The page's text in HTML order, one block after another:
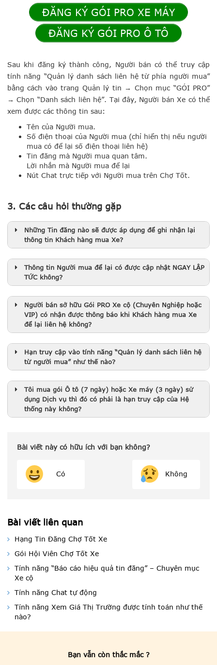
ĐĂNG KÝ GÓI PRO XE MÁY
ĐĂNG KÝ GÓI PRO Ô TÔ
Sau khi đăng ký thành công, ​Người bán có thể truy cập
tính năng “Quản lý danh sách liên hệ từ phía người mua”
bằng cách ​vào trang​ Quản lý tin​ → ​​Chọn mục “GÓI PRO”​
→ ​Chọn “Danh sách liên hệ”​.​ ​Tại đây, Người bán Xe có thể
xem được các thông tin sau:
Tên của Người mua.
Số điện thoại của Người mua (chỉ hiển thị nếu người
mua có để lại số điện thoại liên hệ)
​Tin đăng mà Người mua quan tâm​.​
Lời nhắn mà Người mua để lại
​Nút Chat trực tiếp với Người mua trên Chợ Tốt.
3. Các câu hỏi thường gặp
Những Tin đăng nào sẽ được áp dụng để ghi nhận lại
thông tin Khách hàng mua Xe?
Thông tin Người mua để lại có được cập nhật NGAY LẬP
TỨC không?
Người bán sở hữu Gói PRO Xe cộ (Chuyên Nghiệp hoặc
VIP) có nhận được thông báo khi Khách hàng mua Xe
để lại liên hệ không?
Hạn truy cập vào tính năng “Quản lý danh sách liên hệ
từ người mua” như thế nào?
Tôi mua gói Ô tô (7 ngày) hoặc Xe máy (3 ngày) sử
dụng Dịch vụ thì đó có phải là hạn truy cập của Hệ
thống này không?
Bài viết này có hữu ích với bạn không?
Có Không
Bài viết liên quan
Hạng Tin Đăng Chợ Tốt Xe
Gói Hội Viên Chợ Tốt Xe
Tính năng “Báo cáo hiệu quả tin đăng” – Chuyên mục
Xe cộ
Tính năng Chat tự động
Tính năng Xem Giá Thị Trường được tính toán như thế
nào?
Bạn vẫn còn thắc mắc ?